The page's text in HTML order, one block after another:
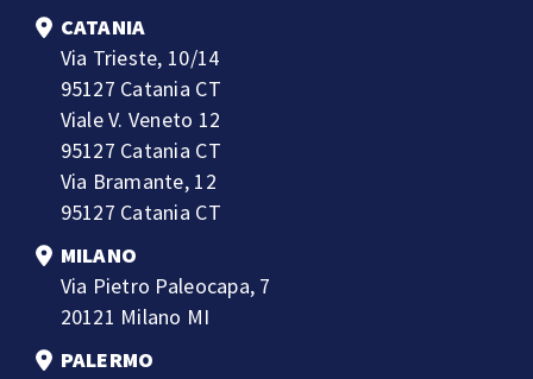
CATANIA
Via Trieste, 10/14
95127 Catania CT
Viale V. Veneto 12
95127 Catania CT
Via Bramante, 12
95127 Catania CT
MILANO
Via Pietro Paleocapa, 7
20121 Milano MI
PALERMO